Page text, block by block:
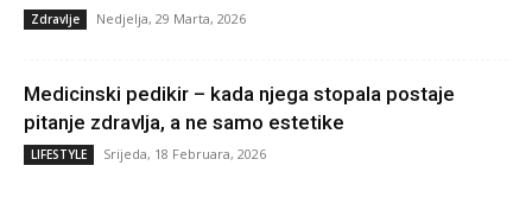
Zdravlje Nedjelja, 29 Marta, 2026
Medicinski pedikir – kada njega stopala postaje
pitanje zdravlja, a ne samo estetike
LIFESTYLE Srijeda, 18 Februara, 2026